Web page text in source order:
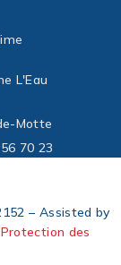
L'Eau
Motte
70 23
– Assisted by
Protection des